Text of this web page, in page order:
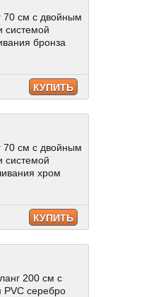
70 см с двойным
системой
бронза
КУПИТЬ
70 см с двойным
системой
хром
КУПИТЬ
200 см с
PVC серебро